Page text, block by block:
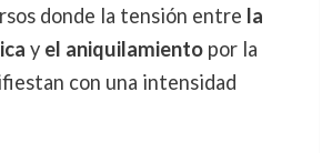
donde la tensión entre la
y el aniquilamientopor la
con una intensidad